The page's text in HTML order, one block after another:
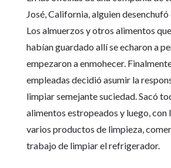
José, California, alguien
Los almuerzos y otros alimentos
habían guardado allí se echaron a
empezaron a enmohecer.
empleadas decidió asumir la
limpiar semejante suciedad. Sacó
alimentos estropeados y luego, con
varios productos de limpieza,
trabajo de limpiar el refrigerador.